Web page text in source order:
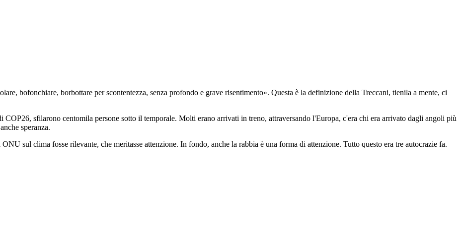
bofonchiare, borbottare per scontentezza, senza profondo e grave risentimento». Questa è la definizione della Treccani, tienila a mente, ci
sfilarono centomila persone sotto il temporale. Molti erano arrivati in treno, attraversando l'Europa, c'era chi era arrivato dagli angoli più
speranza.
sul clima fosse rilevante, che meritasse attenzione. In fondo, anche la rabbia è una forma di attenzione. Tutto questo era tre autocrazie fa.